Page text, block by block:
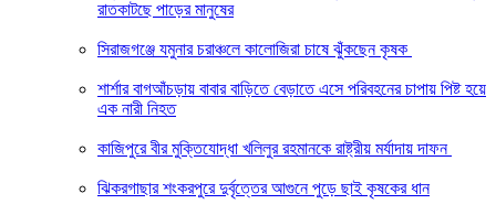
রাতকাটছে পাড়ের মানুষের
সিরাজগঞ্জে যমুনার চরাঞ্চলে কালোজিরা চাষে ঝুঁকছেন কৃষক
শার্শার বাগআঁচড়ায় বাবার বাড়িতে বেড়াতে এসে পরিবহনের চাপায় পিষ্ট হয়ে
এক নারী নিহত
কাজিপুরে বীর মুক্তিযোদ্ধা খলিলুর রহমানকে রাষ্ট্রীয় মর্যাদায় দাফন
ঝিকরগাছার শংকরপুরে দুর্বৃত্তের আগুনে পুড়ে ছাই কৃষকের ধান